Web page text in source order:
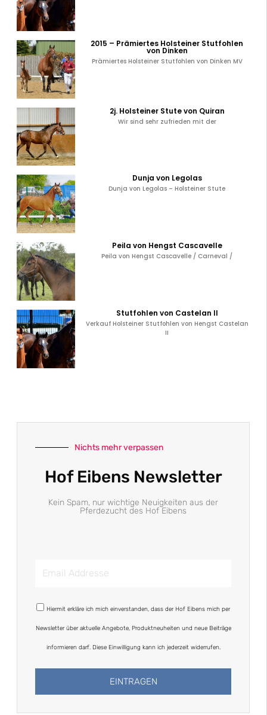
2015 – Prämiertes Holsteiner Stutfohlen
von Dinken
Prämiertes Holsteiner Stutfohlen von Dinken MV
2j. Holsteiner Stute von Quiran
Wir sind sehr zufrieden mit der
Dunja von Legolas
Dunja von Legolas – Holsteiner Stute
Peila von Hengst Cascavelle
Peila von Hengst Cascavelle / Carneval /
Stutfohlen von Castelan II
Verkauf Holsteiner Stutfohlen von Hengst Castelan
II
Nichts mehr verpassen
Hof Eibens Newsletter
Kein Spam, nur wichtige Neuigkeiten aus der
Pferdezucht des Hof Eibens
Email
DSGVO
Hiermit erkläre ich mich einverstanden, dass der Hof Eibens mich per
Newsletter über aktuelle Angebote, Produktneuheiten und neue Beiträge
informieren darf. Diese Einwilligung kann ich jederzeit widerrufen.
EINTRAGEN